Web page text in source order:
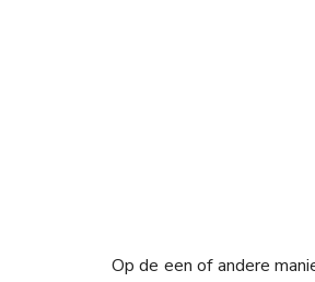
Op de een of andere